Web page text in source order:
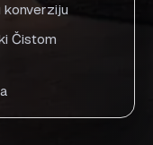
Čistom